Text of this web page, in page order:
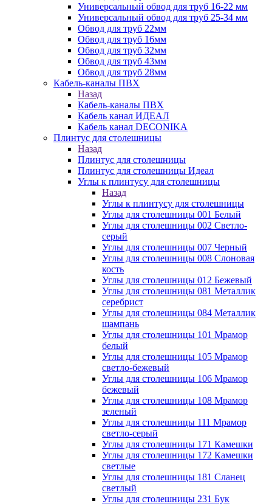
Универсальный обвод для труб 16-22 мм
Универсальный обвод для труб 25-34 мм
Обвод для труб 22мм
Обвод для труб 16мм
Обвод для труб 32мм
Обвод для труб 43мм
Обвод для труб 28мм
Кабель-каналы ПВХ
Назад
Кабель-каналы ПВХ
Кабель канал ИДЕАЛ
Кабель канал DECONIKA
Плинтус для столешницы
Назад
Плинтус для столешницы
Плинтус для столешницы Идеал
Углы к плинтусу для столешницы
Назад
Углы к плинтусу для столешницы
Углы для столешницы 001 Белый
Углы для столешницы 002 Светло-
серый
Углы для столешницы 007 Черный
Углы для столешницы 008 Слоновая
кость
Углы для столешницы 012 Бежевый
Углы для столешницы 081 Металлик
серебрист
Углы для столешницы 084 Металлик
шампань
Углы для столешницы 101 Мрамор
белый
Углы для столешницы 105 Мрамор
светло-бежевый
Углы для столешницы 106 Мрамор
бежевый
Углы для столешницы 108 Мрамор
зеленый
Углы для столешницы 111 Мрамор
светло-серый
Углы для столешницы 171 Камешки
Углы для столешницы 172 Камешки
светлые
Углы для столешницы 181 Сланец
светлый
Углы для столешницы 231 Бук